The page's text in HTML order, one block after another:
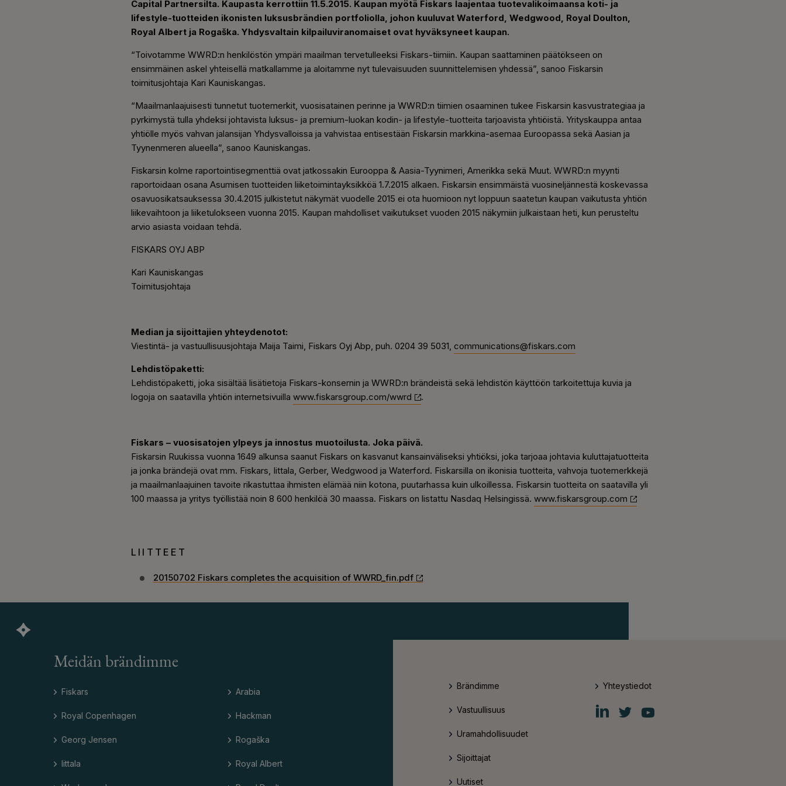
Capital Partnersilta. Kaupasta kerrottiin 11.5.2015. Kaupan myötä Fiskars laajentaa tuotevalikoimaansa koti- ja
lifestyle-tuotteiden ikonisten luksusbrändien portfoliolla, johon kuuluvat Waterford, Wedgwood, Royal Doulton,
Royal Albert ja Rogaška. Yhdysvaltain kilpailuviranomaiset ovat hyväksyneet kaupan.
“Toivotamme WWRD:n henkilöstön ympäri maailman tervetulleeksi Fiskars-tiimiin. Kaupan saattaminen päätökseen on
ensimmäinen askel yhteisellä matkallamme ja aloitamme nyt tulevaisuuden suunnittelemisen yhdessä”, sanoo Fiskarsin
toimitusjohtaja Kari Kauniskangas.
“Maailmanlaajuisesti tunnetut tuotemerkit, vuosisatainen perinne ja WWRD:n tiimien osaaminen tukee Fiskarsin kasvustrategiaa ja
pyrkimystä tulla yhdeksi johtavista luksus- ja premium-luokan kodin- ja lifestyle-tuotteita tarjoavista yhtiöistä. Yrityskauppa antaa
yhtiölle myös vahvan jalansijan Yhdysvalloissa ja vahvistaa entisestään Fiskarsin markkina-asemaa Euroopassa sekä Aasian ja
Tyynenmeren alueella”, sanoo Kauniskangas.
Fiskarsin kolme raportointisegmenttiä ovat jatkossakin Eurooppa & Aasia-Tyynimeri, Amerikka sekä Muut. WWRD:n myynti
raportoidaan osana Asumisen tuotteiden liiketoimintayksikköä 1.7.2015 alkaen. Fiskarsin ensimmäistä vuosineljännestä koskevassa
osavuosikatsauksessa 30.4.2015 julkistetut näkymät vuodelle 2015 ei ota huomioon nyt loppuun saatetun kaupan vaikutusta yhtiön
liikevaihtoon ja liiketulokseen vuonna 2015. Kaupan mahdolliset vaikutukset vuoden 2015 näkymiin julkaistaan heti, kun perusteltu
arvio asiasta voidaan tehdä.
FISKARS OYJ ABP
Kari Kauniskangas
Toimitusjohtaja
Median ja sijoittajien yhteydenotot:
Viestintä- ja vastuullisuusjohtaja Maija Taimi, Fiskars Oyj Abp, puh. 0204 39 5031, communications@fiskars.com
Lehdistöpaketti:
Lehdistöpaketti, joka sisältää lisätietoja Fiskars-konsernin ja WWRD:n brändeistä sekä lehdistön käyttöön tarkoitettuja kuvia ja
logoja on saatavilla yhtiön internetsivuilla www.fiskarsgroup.com/wwrd .
Fiskars – vuosisatojen ylpeys ja innostus muotoilusta. Joka päivä.
Fiskarsin Ruukissa vuonna 1649 alkunsa saanut Fiskars on kasvanut kansainväliseksi yhtiöksi, joka tarjoaa johtavia kuluttajatuotteita
ja jonka brändejä ovat mm. Fiskars, Iittala, Gerber, Wedgwood ja Waterford. Fiskarsilla on ikonisia tuotteita, vahvoja tuotemerkkejä
ja maailmanlaajuinen tavoite rikastuttaa ihmisten elämää niin kotona, puutarhassa kuin ulkoillessa. Fiskarsin tuotteita on saatavilla yli
100 maassa ja yritys työllistää noin 8 600 henkilöä 30 maassa. Fiskars on listattu Nasdaq Helsingissä. www.fiskarsgroup.com
LIITTEET
20150702 Fiskars completes the acquisition of WWRD_fin.pdf
Meidän brändimme
Fiskars
Royal Copenhagen
Georg Jensen
Iittala
Arabia
Hackman
Rogaška
Royal Albert
Brändimme
Vastuullisuus
Uramahdollisuudet
Sijoittajat
Uutiset
Yhteystiedot
Fiskars
Group
Fiskars
Group
Fiskars
Group